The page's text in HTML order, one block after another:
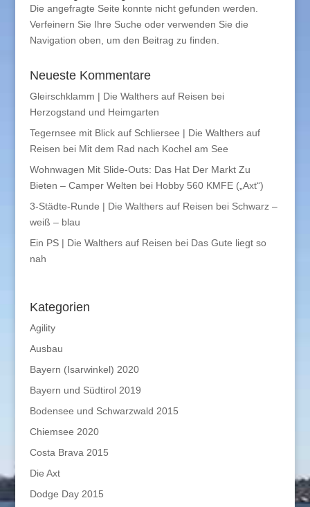
Die angefragte Seite konnte nicht gefunden werden.
Verfeinern Sie Ihre Suche oder verwenden Sie die
Navigation oben, um den Beitrag zu finden.
Neueste Kommentare
Gleirschklamm | Die Walthers auf Reisen bei
Herzogstand und Heimgarten
Tegernsee mit Blick auf Schliersee | Die Walthers auf
Reisen bei Mit dem Rad nach Kochel am See
Wohnwagen Mit Slide-Outs: Das Hat Der Markt Zu
Bieten – Camper Welten bei Hobby 560 KMFE („Axt“)
3-Städte-Runde | Die Walthers auf Reisen bei Schwarz –
weiß – blau
Ein PS | Die Walthers auf Reisen bei Das Gute liegt so
nah
Kategorien
Agility
Ausbau
Bayern (Isarwinkel) 2020
Bayern und Südtirol 2019
Bodensee und Schwarzwald 2015
Chiemsee 2020
Costa Brava 2015
Die Axt
Dodge Day 2015